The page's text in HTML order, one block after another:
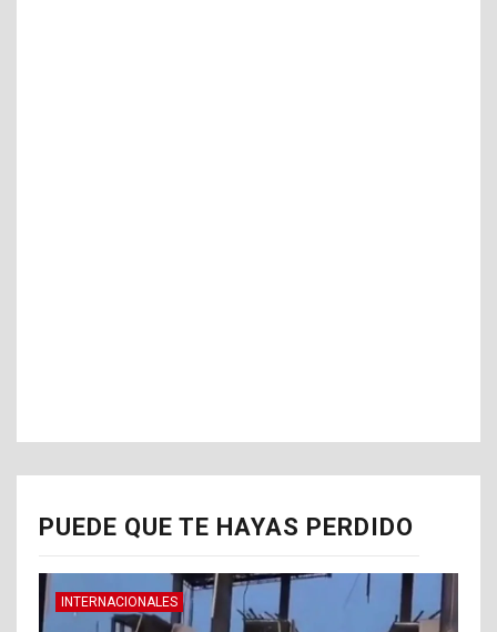
PUEDE QUE TE HAYAS PERDIDO
INTERNACIONALES